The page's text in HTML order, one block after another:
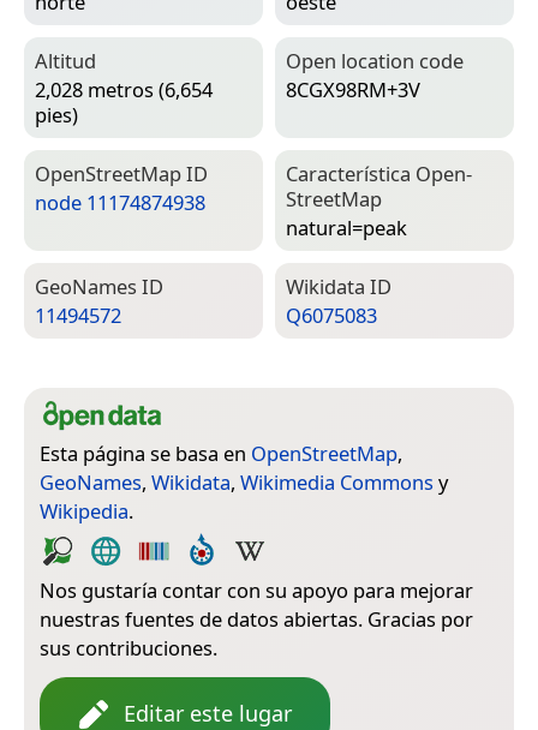
Altitud
2,028 metros (6,654
pies)
Open location code
8CGX98RM+3V
Open­Street­Map ID
node 11174874938
Característica Open­
Street­Map
natural=­peak
Geo­Names ID
11494572
Wiki­data ID
Q6075083
Esta página se basa en OpenStreetMap,
GeoNames, Wikidata, Wikimedia Commons y
Wikipedia.
Nos gustaría contar con su apoyo para mejorar
nuestras fuentes de datos abiertas. Gracias por
sus contribuciones.
Editar este lugar